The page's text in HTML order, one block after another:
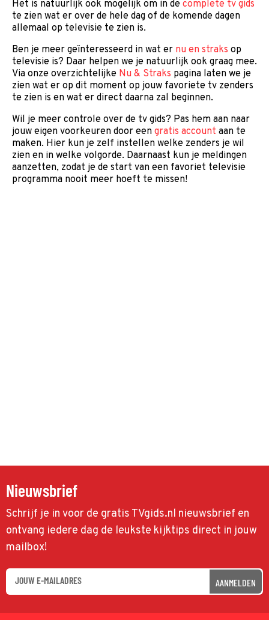
Het is natuurlijk ook mogelijk om in de complete tv gids
te zien wat er over de hele dag of de komende dagen
allemaal op televisie te zien is.
Ben je meer geïnteresseerd in wat er nu en straks op
televisie is? Daar helpen we je natuurlijk ook graag mee.
Via onze overzichtelijke Nu & Straks pagina laten we je
zien wat er op dit moment op jouw favoriete tv zenders
te zien is en wat er direct daarna zal beginnen.
Wil je meer controle over de tv gids? Pas hem aan naar
jouw eigen voorkeuren door een gratis account aan te
maken. Hier kun je zelf instellen welke zenders je wil
zien en in welke volgorde. Daarnaast kun je meldingen
aanzetten, zodat je de start van een favoriet televisie
programma nooit meer hoeft te missen!
Nieuwsbrief
Schrijf je in voor de gratis TVgids.nl nieuwsbrief en
ontvang iedere dag de leukste kijktips direct in jouw
mailbox!
AANMELDEN